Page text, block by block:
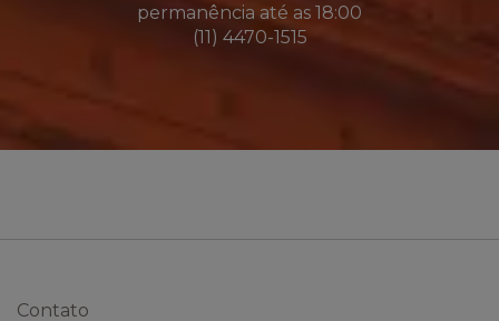
permanência até as 18:00
(11) 4470-1515
Contato